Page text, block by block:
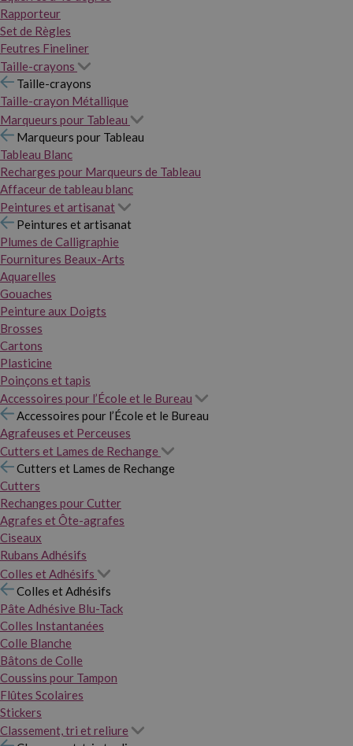
Rapporteur
Set de Règles
Feutres Fineliner
Taille-crayons
Taille-crayons
Taille-crayon Métallique
Marqueurs pour Tableau
Marqueurs pour Tableau
Tableau Blanc
Recharges pour Marqueurs de Tableau
Affaceur de tableau blanc
Peintures et artisanat
Peintures et artisanat
Plumes de Calligraphie
Fournitures Beaux-Arts
Aquarelles
Gouaches
Peinture aux Doigts
Brosses
Cartons
Plasticine
Poinçons et tapis
Accessoires pour l’École et le Bureau
Accessoires pour l’École et le Bureau
Agrafeuses et Perceuses
Cutters et Lames de Rechange
Cutters et Lames de Rechange
Cutters
Rechanges pour Cutter
Agrafes et Ôte-agrafes
Ciseaux
Rubans Adhésifs
Colles et Adhésifs
Colles et Adhésifs
Pâte Adhésive Blu-Tack
Colles Instantanées
Colle Blanche
Bâtons de Colle
Coussins pour Tampon
Flûtes Scolaires
Stickers
Classement, tri et reliure